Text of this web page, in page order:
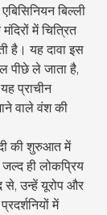
बिल्ली
में चित्रित
है। यह दावा इस
पीछे ले जाता है,
प्राचीन
वाले वंश की
की शुरुआत में
ही लोकप्रिय
उन्हें यूरोप और
में